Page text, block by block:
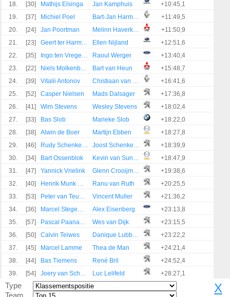
18.
[30] Mathijs Elsinga Jan Kamphuis
+10:45,1
19.
[37] Michiel Poel Bart-Jan Harmsen
+11:49,5
20.
[24] Jan Poortman Melinn Haverkate
+11:50,9
21.
[23] Geert ter Harmsel Ellen Nijland
+12:51,6
22.
[35] Ingo ten Vregelaar Raoul Werger
+13:40,4
23.
[22] Niels Molkenboer Bart van Heun
+15:48,7
24.
[39] Vitalii Antonov Chistiaan van de Rijsen
+16:41,6
25.
[52] Casper Nielsen Mads Dalsager
+17:36,8
26.
[41] Wim Stevens Wesley Stevens
+18:02,4
27.
[33] Bas Slob Marieke Slob
+18:22,0
28.
[38] Alwin de Boer Martijn Ebben
+18:27,8
29.
[46] Rudy Schenkeveld Joost Schenkeveld
+18:39,9
30.
[34] Bart Ossenblok Kevin van Sundert
+18:47,9
31.
[47] Yannick Vrielink Glenn Crooijmans
+19:38,6
32.
[40] Henrik Munk Hansen Ranu van Ruth
+20:25,5
33.
[53] Peter van Teunenbroek Vincent Muller
+21:36,2
34.
[36] Marcel Stegeman Alex Eisenberg
+23:13,8
35.
[57] Pascal Paanakker Wes van Dijk
+23:15,5
36.
[50] Calvin Teiwes Danique Lubbinge
+23:22,2
37.
[45] Marcel Lamme Thea de Man
+24:21,4
38.
[44] Bas Tiemens René Bril
+24:52,4
39.
[54] Joery van Schoot Luc Lelifeld +28:27,1
X
Type
Team